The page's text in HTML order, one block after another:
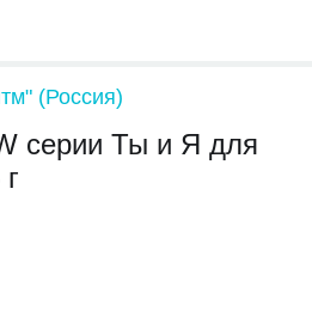
(Россия)
серии Ты и Я для